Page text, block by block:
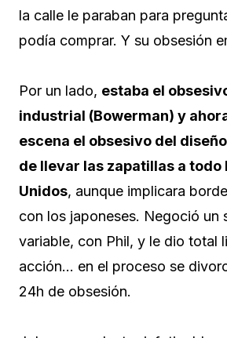
la calle le paraban para
podía comprar. Y su obsesión
Por un lado, estaba el
industrial (Bowerman) y
escena el obsesivo del
de llevar las zapatillas a todo
Unidos, aunque implicara
con los japoneses. Negoció un
variable, con Phil, y le dio total
acción… en el proceso se
24h de obsesión.